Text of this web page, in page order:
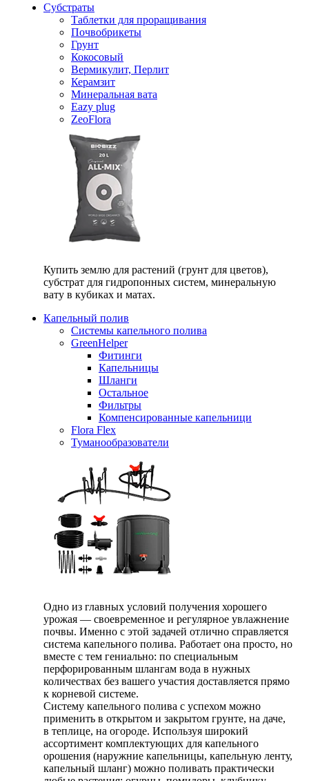
Субстраты
Таблетки для проращивания
Почвобрикеты
Грунт
Кокосовый
Вермикулит, Перлит
Керамзит
Минеральная вата
Eazy plug
ZeoFlora
Купить землю для растений (грунт для цветов),
субстрат для гидропонных систем, минеральную
вату в кубиках и матах.
Капельный полив
Системы капельного полива
GreenHelper
Фитинги
Капельницы
Шланги
Остальное
Фильтры
Компенсированные капельници
Flora Flex
Туманообразователи
Одно из главных условий получения хорошего
урожая — своевременное и регулярное увлажнение
почвы. Именно с этой задачей отлично справляется
система капельного полива. Работает она просто, но
вместе с тем гениально: по специальным
перфорированным шлангам вода в нужных
количествах без вашего участия доставляется прямо
к корневой системе.
Систему капельного полива с успехом можно
применить в открытом и закрытом грунте, на даче,
в теплице, на огороде. Используя широкий
ассортимент комплектующих для капельного
орошения (наружние капельницы, капельную ленту,
капельный шланг) можно поливать практически